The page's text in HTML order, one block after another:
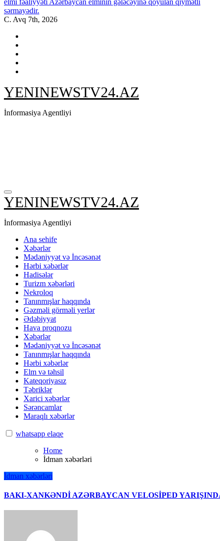
sərmayədir.
C. Avq 7th, 2026
YENINEWSTV24.AZ
İnformasiya Agentliyi
YENINEWSTV24.AZ
İnformasiya Agentliyi
Ana sehife
Xəbərlər
Mədəniyyət və İncəsənət
Hərbi xəbərlər
Hadisələr
Turizm xəbərləri
Nekroloq
Tanınmışlar haqqında
Gəzməli görməli yerlər
Ədəbiyyat
Hava proqnozu
Xəbərlər
Mədəniyyət və İncəsənət
Tanınmışlar haqqında
Hərbi xəbərlər
Elm və təhsil
Kateqoriyasız
Təbriklər
Xarici xəbərlər
Sərəncamlar
Maraqlı xəbərlər
whatsapp elaqe
Home
İdman xəbərləri
İdman xəbərləri
BAKI-XANKƏNDİ AZƏRBAYCAN VELOSİPED